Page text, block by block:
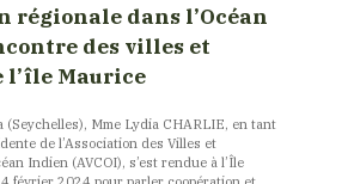
régionale dans l’Océan
des villes et
Maurice
(Seychelles), Mme Lydia CHARLIE, en tant
de l’Association des Villes et
Indien (AVCOI), s’est rendue à l’Île